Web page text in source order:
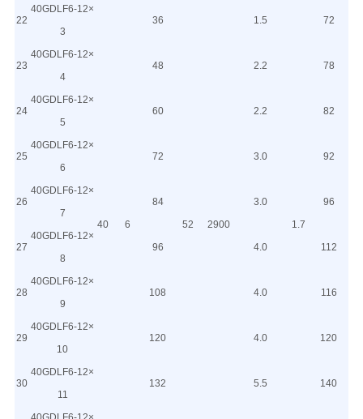
22
40GDLF6-12×
3
40 6
36
52 2900
1.5
1.7
72
23
40GDLF6-12×
4
48 2.2 78
24
40GDLF6-12×
5
60 2.2 82
25
40GDLF6-12×
6
72 3.0 92
26
40GDLF6-12×
7
84 3.0 96
27
40GDLF6-12×
8
96 4.0 112
28
40GDLF6-12×
9
108 4.0 116
29
40GDLF6-12×
10
120 4.0 120
30
40GDLF6-12×
11
132 5.5 140